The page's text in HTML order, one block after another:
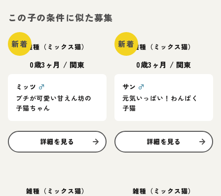
この子の条件に似た募集
新着雑種（ミックス猫）
0歳3ヶ月 / 関東
ミッツ ♂
ブチが可愛い甘えん坊の
子猫ちゃん
詳細を見る
新着雑種（ミックス猫）
0歳3ヶ月 / 関東
サン ♂
元気いっぱい！わんぱく
子猫
詳細を見る
雑種（ミックス猫） 雑種（ミックス猫）